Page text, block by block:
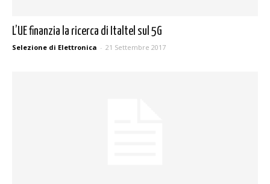
L’UE finanzia la ricerca di Italtel sul 5G
Selezione di Elettronica - 21 Settembre 2017